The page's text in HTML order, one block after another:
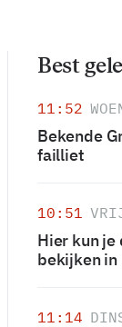
Best
11:52
Bekende
failliet
10:51
Hier kun
bekijken in
11:14